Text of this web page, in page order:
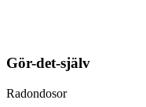
Gör-det-själv
Radondosor